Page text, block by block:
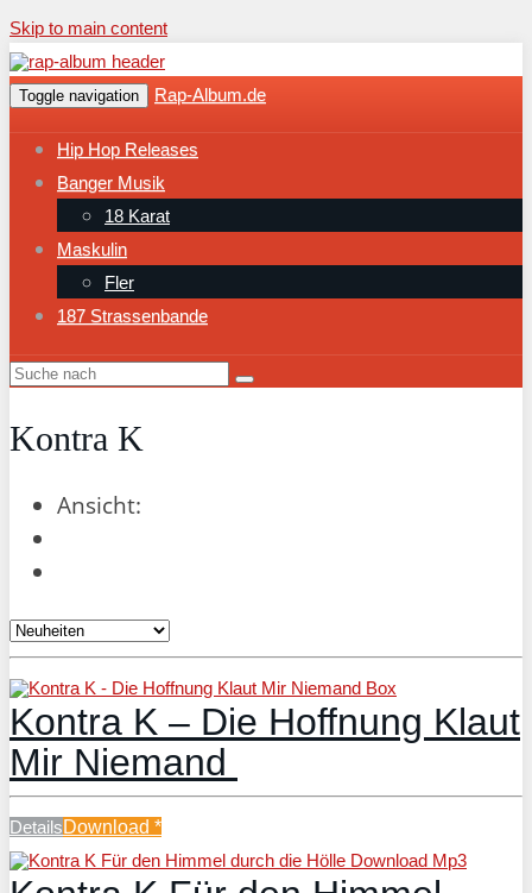
Skip to main content
Toggle navigation Rap-Album.de
Hip Hop Releases
Banger Musik
18 Karat
Maskulin
Fler
187 Strassenbande
Kontra K
Ansicht:
Kontra K – Die Hoffnung Klaut
Mir Niemand
DetailsDownload *